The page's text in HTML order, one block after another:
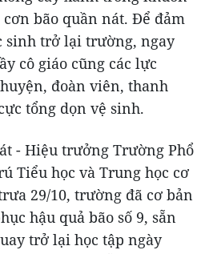
bão quần nát. Để đảm
sinh trở lại trường, ngay
cô giáo cũng các lực
đoàn viên, thanh
tổng dọn vệ sinh.
- Hiệu trưởng Trường Phổ
Tiểu học và Trung học cơ
29/10, trường đã cơ bản
hậu quả bão số 9, sẵn
trở lại học tập ngày